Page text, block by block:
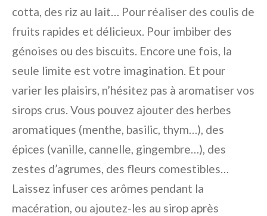
cotta, des riz au lait… Pour réaliser des coulis de
fruits rapides et délicieux. Pour imbiber des
génoises ou des biscuits. Encore une fois, la
seule limite est votre imagination. Et pour
varier les plaisirs, n’hésitez pas à aromatiser vos
sirops crus. Vous pouvez ajouter des herbes
aromatiques (menthe, basilic, thym…), des
épices (vanille, cannelle, gingembre…), des
zestes d’agrumes, des fleurs comestibles…
Laissez infuser ces arômes pendant la
macération, ou ajoutez-les au sirop après